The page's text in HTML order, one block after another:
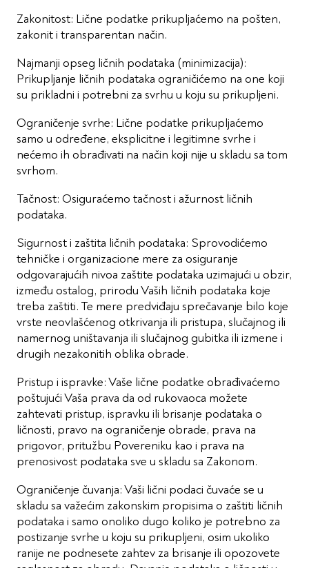
Zakonitost: Lične podatke prikupljaćemo na pošten,
zakonit i transparentan način.
Najmanji opseg ličnih podataka (minimizacija):
Prikupljanje ličnih podataka ograničićemo na one koji
su prikladni i potrebni za svrhu u koju su prikupljeni.
Ograničenje svrhe: Lične podatke prikupljaćemo
samo u određene, eksplicitne i legitimne svrhe i
nećemo ih obrađivati na način koji nije u skladu sa tom
svrhom.
Tačnost: Osiguraćemo tačnost i ažurnost ličnih
podataka.
Sigurnost i zaštita ličnih podataka: Sprovodićemo
tehničke i organizacione mere za osiguranje
odgovarajućih nivoa zaštite podataka uzimajući u obzir,
između ostalog, prirodu Vaših ličnih podataka koje
treba zaštiti. Te mere predviđaju sprečavanje bilo koje
vrste neovlašćenog otkrivanja ili pristupa, slučajnog ili
namernog uništavanja ili slučajnog gubitka ili izmene i
drugih nezakonitih oblika obrade.
Pristup i ispravke: Vaše lične podatke obrađivaćemo
poštujući Vaša prava da od rukovaoca možete
zahtevati pristup, ispravku ili brisanje podataka o
ličnosti, pravo na ograničenje obrade, prava na
prigovor, pritužbu Povereniku kao i prava na
prenosivost podataka sve u skladu sa Zakonom.
Ograničenje čuvanja: Vaši lični podaci čuvaće se u
skladu sa važećim zakonskim propisima o zaštiti ličnih
podataka i samo onoliko dugo koliko je potrebno za
postizanje svrhe u koju su prikupljeni, osim ukoliko
ranije ne podnesete zahtev za brisanje ili opozovete